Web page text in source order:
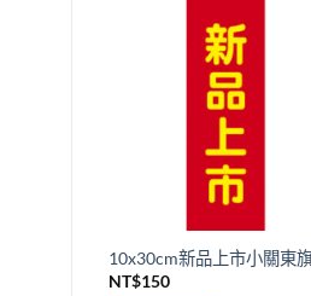
10x30cm新品上市小關東
NT$150